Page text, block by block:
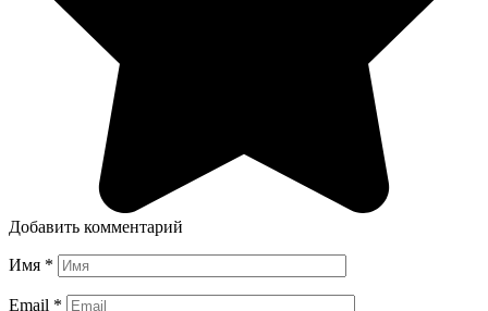
Добавить комментарий
Имя *
Email *